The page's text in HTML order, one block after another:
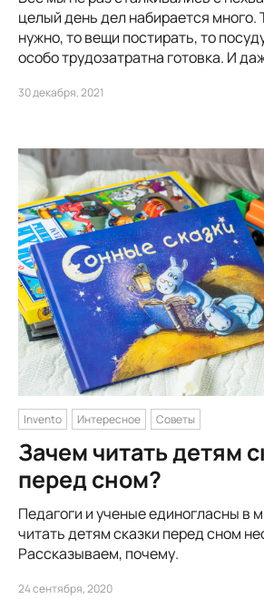
целый день дел набирается много.
нужно, то вещи постирать, то
особо трудозатратна готовка. И
30 декабря, 2021
Invento Интересное Советы
Зачем читать детям
перед сном?
Педагоги и ученые единогласны в
читать детям сказки перед сном
Рассказываем, почему.
24 сентября, 2020